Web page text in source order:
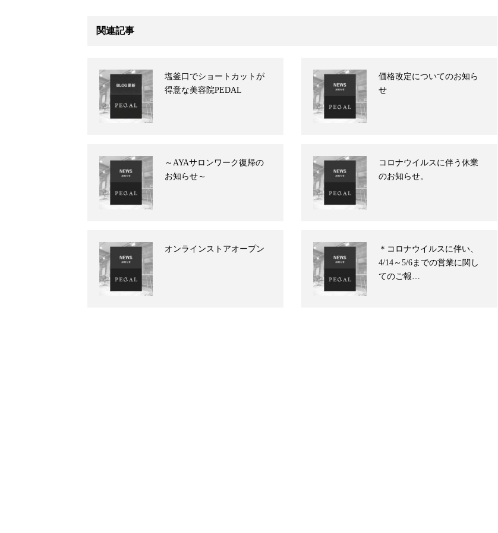
関連記事
塩釜口でショートカットが
得意な美容院PEDAL
価格改定についてのお知ら
せ
～AYAサロンワーク復帰の
お知らせ～
コロナウイルスに伴う休業
のお知らせ。
オンラインストアオープン
＊コロナウイルスに伴い、
4/14～5/6までの営業に関し
てのご報…